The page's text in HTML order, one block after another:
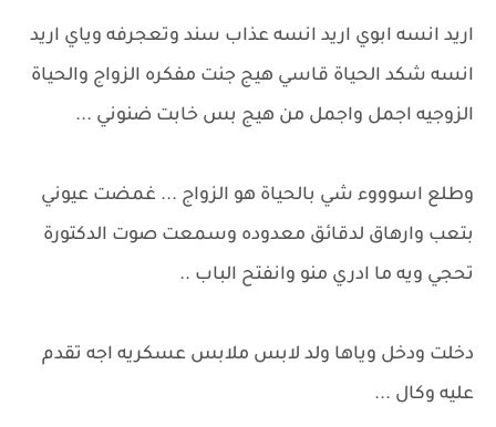
اريد انسه ابوي اريد انسه عذاب سند وتعجرفه وياي اريد
انسه شكد الحياة قاسي هيج جنت مفكره الزواج والحياة
الزوجيه اجمل واجمل من هيج بس خابت ضنوني ...
وطلع اسوووء شي بالحياة هو الزواج ... غمضت عيوني
بتعب وارهاق لدقائق معدوده وسمعت صوت الدكتورة
تحجي ويه ما ادري منو وانفتح الباب ..
دخلت ودخل وياها ولد لابس ملابس عسكريه اجه تقدم
عليه وكال ...